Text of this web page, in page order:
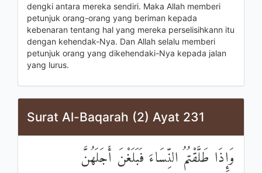
dengki antara mereka sendiri. Maka Allah memberi
petunjuk orang-orang yang beriman kepada
kebenaran tentang hal yang mereka perselisihkann itu
dengan kehendak-Nya. Dan Allah selalu memberi
petunjuk orang yang dikehendaki-Nya kepada jalan
yang lurus.
Surat Al-Baqarah (2) Ayat 231
وَإِذَا طَلَّقْتُمُ النِّسَاءَ فَبَلَغْنَ أَجَلَهُنَّ